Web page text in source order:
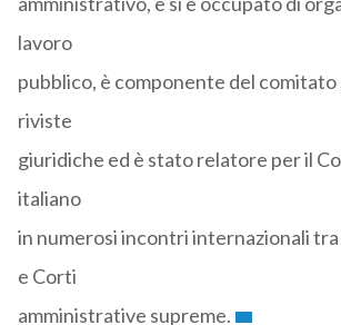
lavoro
pubblico, è componente del
riviste
giuridiche ed è stato relatore per il
italiano
in numerosi incontri internazionali
e Corti
amministrative supreme.